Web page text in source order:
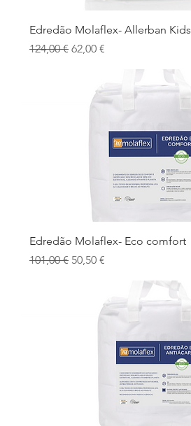
Edredão Molaflex- Allerban Kids
Preço normal
124,00 € Preço promocional
62,00 €
Edredão Molaflex- Eco comfort
Preço normal
101,00 € Preço promocional
50,50 €